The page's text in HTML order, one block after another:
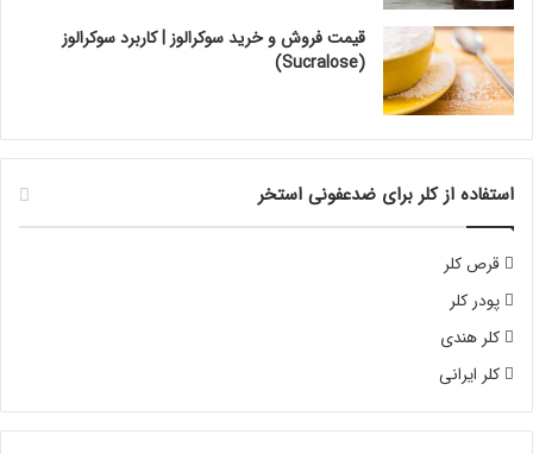
قیمت فروش و خرید سوکرالوز | کاربرد سوکرالوز
(Sucralose)
استفاده از کلر برای ضدعفونی استخر
قرص کلر
پودر کلر
کلر هندی
کلر ایرانی